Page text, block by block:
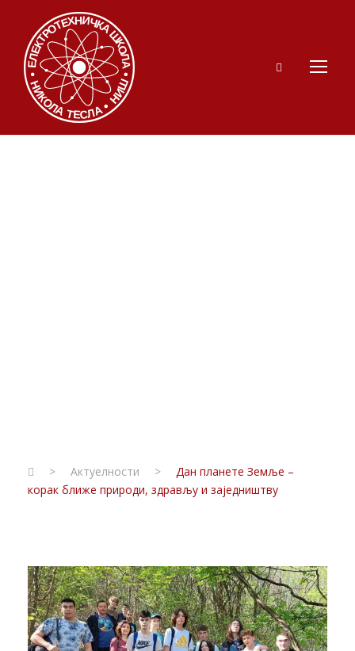
> Актуелности >
Дан планете Земље –
корак ближе природи, здрављу и заједништву